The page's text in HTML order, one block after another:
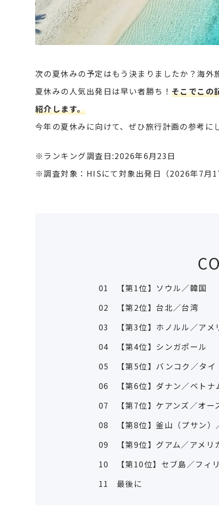
次の夏休みの予定はもう決まりましたか？海
夏休みの人気出発日は早い者勝ち！そこでこの
紹介します。
今年の夏休みに向けて、ぜひ旅行計画の参考に
※ランキング調査日:2026年6月23日
※調査対象：HISにて対象出発日（2026年7月
01
【第1位】ソウル／韓国
02
【第2位】台北／台湾
03
【第3位】ホノルル／ア
04
【第4位】シンガポール
05
【第5位】バンコク／タイ
06
【第6位】ダナン／ベトナ
07
【第7位】ケアンズ／オ
08
【第8位】釜山（プサン
09
【第9位】グアム／アメリ
10
【第10位】セブ島／フィ
11
最後に